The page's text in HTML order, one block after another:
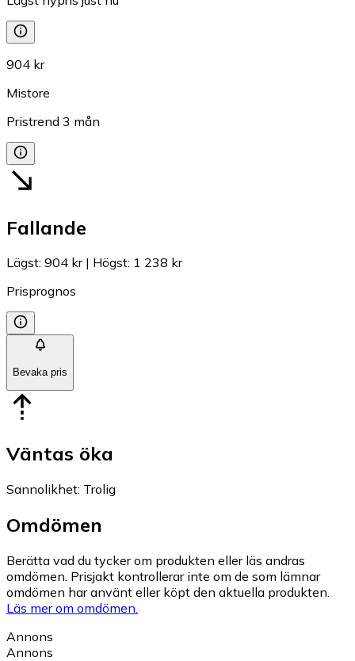
904 kr
Mistore
Pristrend 3 mån
Fallande
Lägst: 904 kr| Högst: 1 238 kr
Prisprognos
Bevaka pris
Väntas öka
Sannolikhet: Trolig
Omdömen
Berätta vad du tycker om produkten eller läs andras
omdömen. Prisjakt kontrollerar inte om de som lämnar
omdömen har använt eller köpt den aktuella produkten.
Läs mer om omdömen.
Annons
Annons